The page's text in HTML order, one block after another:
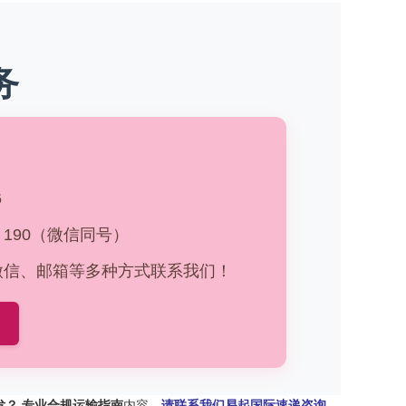
（微信同号）
、邮箱等多种方式联系我们！